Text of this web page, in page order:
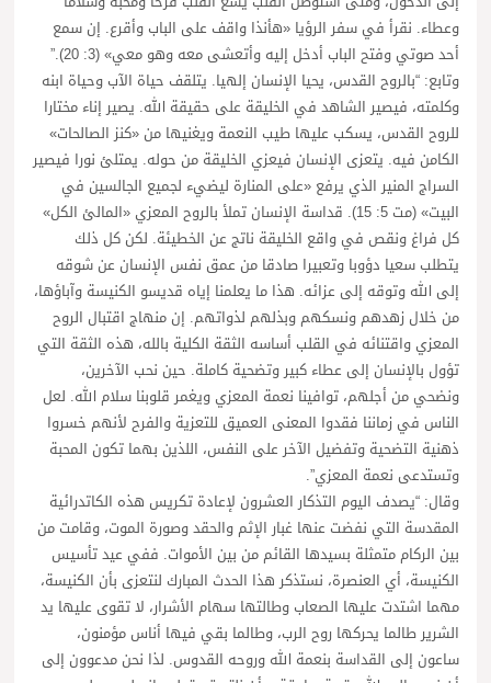
وعطاء. نقرأ في سفر الرؤيا «هأنذا واقف على الباب وأقرع. إن سمع
أحد صوتي وفتح الباب أدخل إليه وأتعشى معه وهو معي» (3: 20).”
وتابع: “بالروح القدس، يحيا الإنسان إلهيا. يتلقف حياة الآب وحياة ابنه
وكلمته، فيصير الشاهد في الخليقة على حقيقة الله. يصير إناء مختارا
للروح القدس، يسكب عليها طيب النعمة ويغنيها من «كنز الصالحات»
الكامن فيه. يتعزى الإنسان فيعزي الخليقة من حوله. يمتلئ نورا فيصير
السراج المنير الذي يرفع «على المنارة ليضيء لجميع الجالسين في
البيت» (مت 5: 15). قداسة الإنسان تملأ بالروح المعزي «المالئ الكل»
كل فراغ ونقص في واقع الخليقة ناتج عن الخطيئة. لكن كل ذلك
يتطلب سعيا دؤوبا وتعبيرا صادقا من عمق نفس الإنسان عن شوقه
إلى الله وتوقه إلى عزائه. هذا ما يعلمنا إياه قديسو الكنيسة وآباؤها،
من خلال زهدهم ونسكهم وبذلهم لذواتهم. إن منهاج اقتبال الروح
المعزي واقتنائه في القلب أساسه الثقة الكلية بالله، هذه الثقة التي
تؤول بالإنسان إلى عطاء كبير وتضحية كاملة. حين نحب الآخرين،
ونضحي من أجلهم، توافينا نعمة المعزي ويغمر قلوبنا سلام الله. لعل
الناس في زماننا فقدوا المعنى العميق للتعزية والفرح لأنهم خسروا
ذهنية التضحية وتفضيل الآخر على النفس، اللذين بهما تكون المحبة
وتستدعى نعمة المعزي”.
وقال: “يصدف اليوم التذكار العشرون لإعادة تكريس هذه الكاتدرائية
المقدسة التي نفضت عنها غبار الإثم والحقد وصورة الموت، وقامت من
بين الركام متمثلة بسيدها القائم من بين الأموات. ففي عيد تأسيس
الكنيسة، أي العنصرة، نستذكر هذا الحدث المبارك لنتعزى بأن الكنيسة،
مهما اشتدت عليها الصعاب وطالتها سهام الأشرار، لا تقوى عليها يد
الشرير طالما يحركها روح الرب، وطالما بقي فيها أناس مؤمنون،
ساعون إلى القداسة بنعمة الله وروحه القدوس. لذا نحن مدعوون إلى